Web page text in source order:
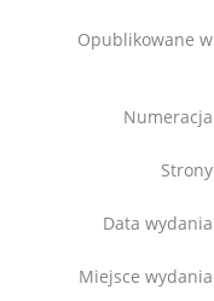
Opublikowane w
Numeracja
Strony
Data wydania
Miejsce wydania